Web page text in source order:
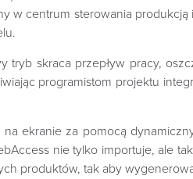
w centrum sterowania
skraca przepływ pracy,
programistom projektu
ekranie za pomocą
nie tylko importuje, ale
produktów, tak aby